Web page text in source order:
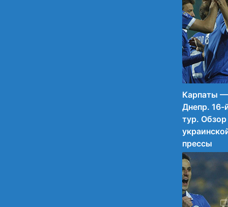
13:45
18
Карпаты —
Днепр. 16-
тур. Обзор
прессы
Обзор
ведущих
изданий
страны.
09.03.2015